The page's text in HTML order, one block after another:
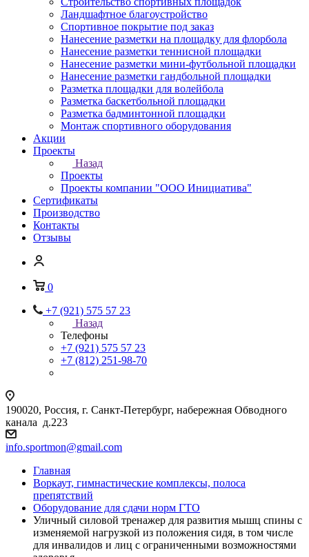
Ландшафтное благоустройство
Спортивное покрытие под заказ
Нанесение разметки на площадку для флорбола
Нанесение разметки теннисной площадки
Нанесение разметки мини-футбольной площадки
Нанесение разметки гандбольной площадки
Разметка площадки для волейбола
Разметка баскетбольной площадки
Разметка бадминтонной площадки
Монтаж спортивного оборудования
Акции
Проекты
Назад
Проекты
Проекты компании "ООО Инициатива"
Сертификаты
Производство
Контакты
Отзывы
0
+7 (921) 575 57 23
Назад
Телефоны
+7 (921) 575 57 23
+7 (812) 251-98-70
190020, Россия, г. Санкт-Петербург, набережная Обводного
канала д.223
info.sportmon@gmail.com
Главная
Воркаут, гимнастические комплексы, полоса
препятствий
Оборудование для сдачи норм ГТО
Уличный силовой тренажер для развития мышц спины с
изменяемой нагрузкой из положения сидя, в том числе
для инвалидов и лиц с ограниченными возможностями